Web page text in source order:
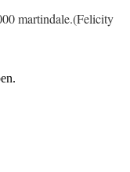
martindale.(Felicity